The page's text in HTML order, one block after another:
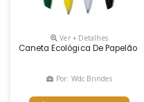
Ver + Detalhes
Caneta Ecológica De Papelão
Por: Wdc Brindes